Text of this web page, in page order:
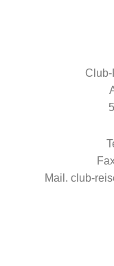
Mail. club-